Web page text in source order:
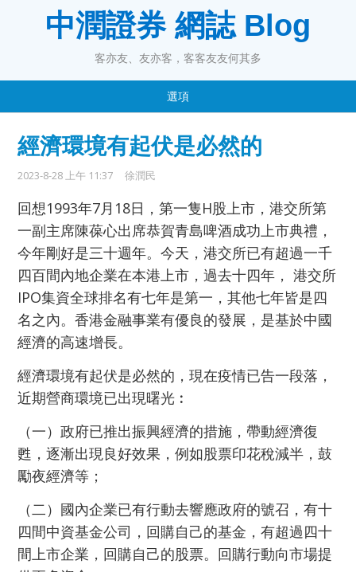
中潤證券 網誌 Blog
客亦友、友亦客，客客友友何其多
選項
經濟環境有起伏是必然的
2023-8-28 上午 11:37 徐潤民
回想1993年7月18日，第一隻H股上市，港交所第
一副主席陳葆心出席恭賀青島啤酒成功上市典禮，
今年剛好是三十週年。今天，港交所已有超過一千
四百間內地企業在本港上市，過去十四年， 港交所
IPO集資全球排名有七年是第一，其他七年皆是四
名之內。香港金融事業有優良的發展，是基於中國
經濟的高速增長。
經濟環境有起伏是必然的，現在疫情已告一段落，
近期營商環境已出現曙光︰
（一）政府已推出振興經濟的措施，帶動經濟復
甦，逐漸出現良好效果，例如股票印花稅減半，鼓
勵夜經濟等；
（二）國內企業已有行動去響應政府的號召，有十
四間中資基金公司，回購自己的基金，有超過四十
間上市企業，回購自己的股票。回購行動向市場提